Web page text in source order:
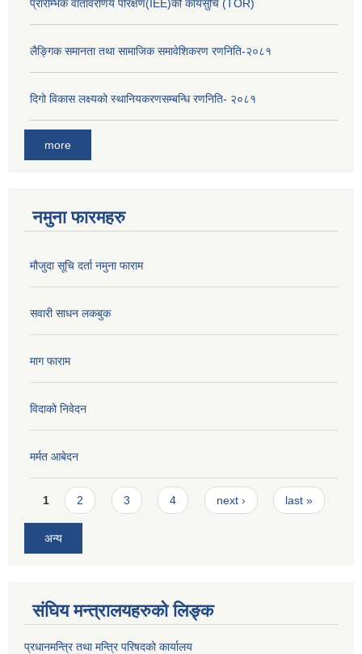
प्रारम्भिक वातावरणिय परिक्षण(IEE)को कार्यसुचि (TOR)
लैङ्‍गिक समानता तथा सामाजिक समावेशिकरण रणनिति-२०८१
दिगो विकास लक्ष्यको स्थानियकरणसम्बन्धि रणनिति- २०८१
more
नमुना फारमहरु
मौजुदा सूचि दर्ता नमुना फाराम
सवारी साधन लकबुक
माग फाराम
विदाको निवेदन
मर्मत आबेदन
Pages
1 2 3 4 next › last »
अन्य
संघिय मन्त्रालयहरुको लिङ्‍क
प्रधानमन्त्रि तथा मन्त्रि परिषदको कार्यालय